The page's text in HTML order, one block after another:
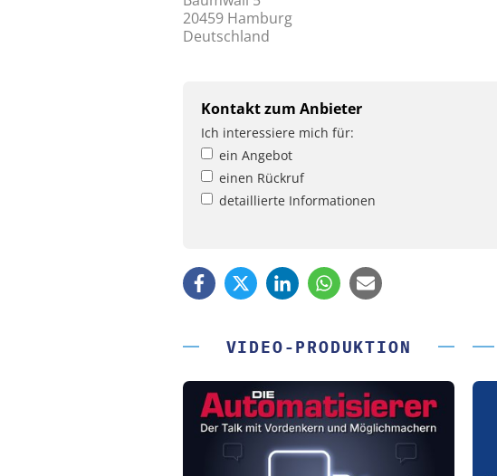
20459 Hamburg
Deutschland
Kontakt zum Anbieter
Ich interessiere mich für:
ein Angebot
einen Rückruf
detaillierte Informationen
VIDEO-PRODUKTION